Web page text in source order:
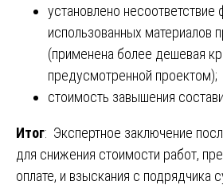
установлено несоответствие
использованных материалов
(применена более дешевая
предусмотренной проектом);
стоимость завышения
Итог: Экспертное заключение
для снижения стоимости работ,
оплате, и взыскания с подрядчика